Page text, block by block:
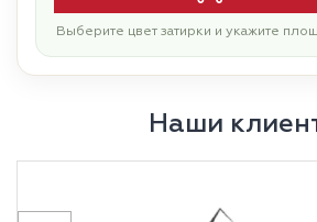
Выберите цвет затирки и укажите
Наши